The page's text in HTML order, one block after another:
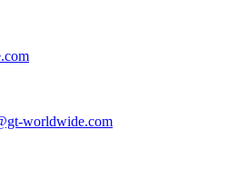
worldwide.com